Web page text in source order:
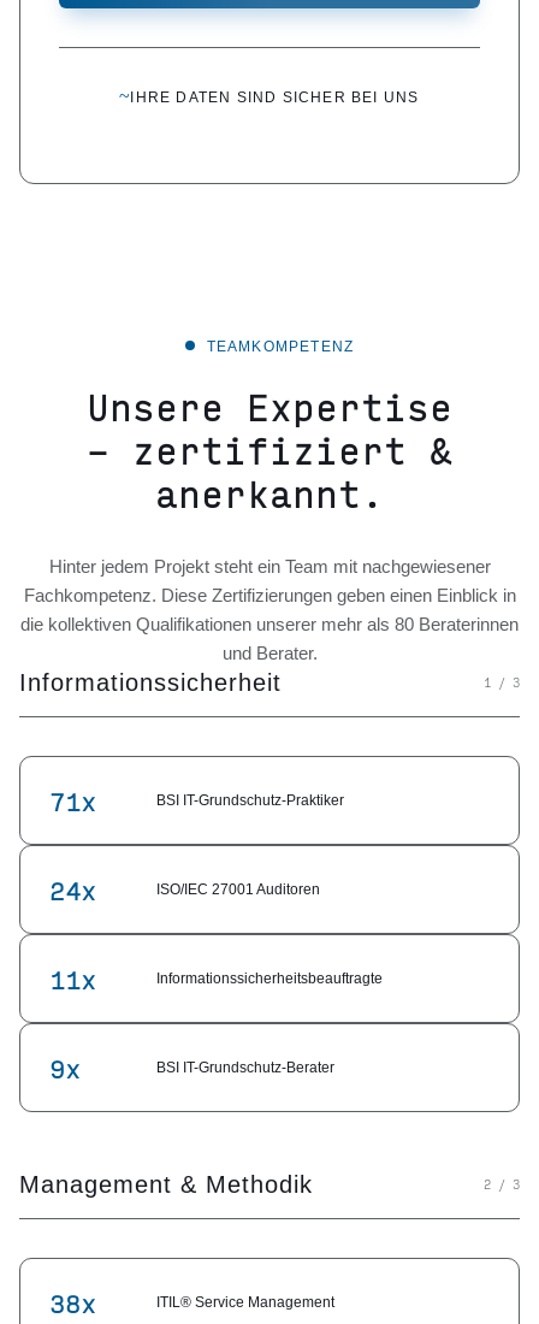
~ IHRE DATEN SIND SICHER BEI UNS
TEAMKOMPETENZ
Unsere Expertise
– zertifiziert &
anerkannt.
Hinter jedem Projekt steht ein Team mit nachgewiesener
Fachkompetenz. Diese Zertifizierungen geben einen Einblick in
die kollektiven Qualifikationen unserer mehr als 80 Beraterinnen
und Berater.
Informationssicherheit 1 / 3
71x BSI IT-Grundschutz-Praktiker
24x ISO/IEC 27001 Auditoren
11x Informationssicherheitsbeauftragte
9x BSI IT-Grundschutz-Berater
Management & Methodik 2 / 3
38x ITIL® Service Management